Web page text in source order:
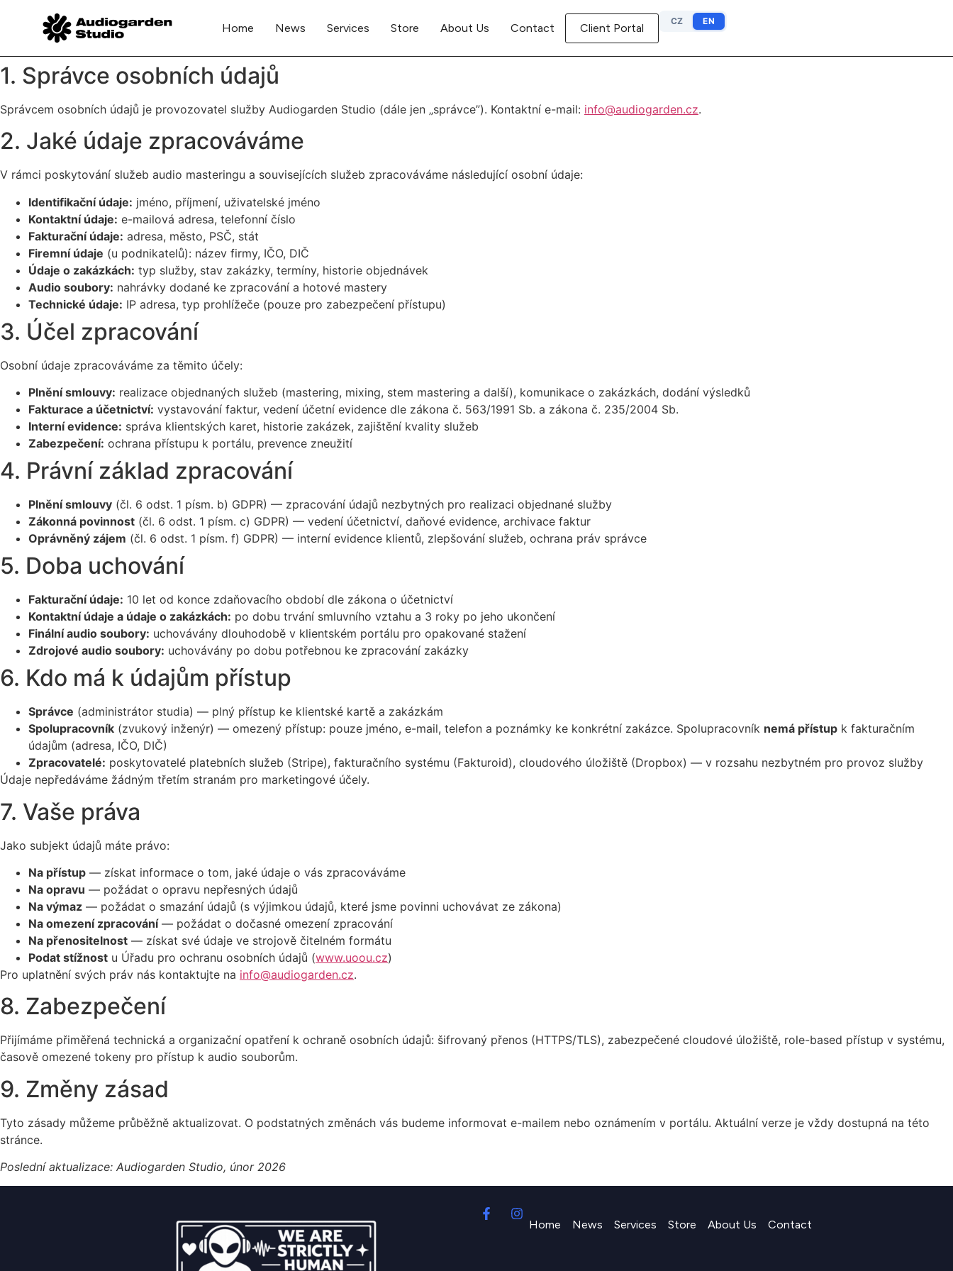
Home News Services Store About Us Contact Client Portal
CZ EN
1. Správce osobních údajů
Správcem osobních údajů je provozovatel služby Audiogarden Studio (dále jen „správce”). Kontaktní e-mail: info@audiogarden.cz.
2. Jaké údaje zpracováváme
V rámci poskytování služeb audio masteringu a souvisejících služeb zpracováváme následující osobní údaje:
Identifikační údaje: jméno, příjmení, uživatelské jméno
Kontaktní údaje: e-mailová adresa, telefonní číslo
Fakturační údaje: adresa, město, PSČ, stát
Firemní údaje (u podnikatelů): název firmy, IČO, DIČ
Údaje o zakázkách: typ služby, stav zakázky, termíny, historie objednávek
Audio soubory: nahrávky dodané ke zpracování a hotové mastery
Technické údaje: IP adresa, typ prohlížeče (pouze pro zabezpečení přístupu)
3. Účel zpracování
Osobní údaje zpracováváme za těmito účely:
Plnění smlouvy: realizace objednaných služeb (mastering, mixing, stem mastering a další), komunikace o zakázkách, dodání výsledků
Fakturace a účetnictví: vystavování faktur, vedení účetní evidence dle zákona č. 563/1991 Sb. a zákona č. 235/2004 Sb.
Interní evidence: správa klientských karet, historie zakázek, zajištění kvality služeb
Zabezpečení: ochrana přístupu k portálu, prevence zneužití
4. Právní základ zpracování
Plnění smlouvy (čl. 6 odst. 1 písm. b) GDPR) — zpracování údajů nezbytných pro realizaci objednané služby
Zákonná povinnost (čl. 6 odst. 1 písm. c) GDPR) — vedení účetnictví, daňové evidence, archivace faktur
Oprávněný zájem (čl. 6 odst. 1 písm. f) GDPR) — interní evidence klientů, zlepšování služeb, ochrana práv správce
5. Doba uchování
Fakturační údaje: 10 let od konce zdaňovacího období dle zákona o účetnictví
Kontaktní údaje a údaje o zakázkách: po dobu trvání smluvního vztahu a 3 roky po jeho ukončení
Finální audio soubory: uchovávány dlouhodobě v klientském portálu pro opakované stažení
Zdrojové audio soubory: uchovávány po dobu potřebnou ke zpracování zakázky
6. Kdo má k údajům přístup
Správce (administrátor studia) — plný přístup ke klientské kartě a zakázkám
Spolupracovník (zvukový inženýr) — omezený přístup: pouze jméno, e-mail, telefon a poznámky ke konkrétní zakázce. Spolupracovník nemá přístup k fakturačním
údajům (adresa, IČO, DIČ)
Zpracovatelé: poskytovatelé platebních služeb (Stripe), fakturačního systému (Fakturoid), cloudového úložiště (Dropbox) — v rozsahu nezbytném pro provoz služby
Údaje nepředáváme žádným třetím stranám pro marketingové účely.
7. Vaše práva
Jako subjekt údajů máte právo:
Na přístup — získat informace o tom, jaké údaje o vás zpracováváme
Na opravu — požádat o opravu nepřesných údajů
Na výmaz — požádat o smazání údajů (s výjimkou údajů, které jsme povinni uchovávat ze zákona)
Na omezení zpracování— požádat o dočasné omezení zpracování
Na přenositelnost — získat své údaje ve strojově čitelném formátu
Podat stížnost u Úřadu pro ochranu osobních údajů (www.uoou.cz)
Pro uplatnění svých práv nás kontaktujte na info@audiogarden.cz.
8. Zabezpečení
Přijímáme přiměřená technická a organizační opatření k ochraně osobních údajů: šifrovaný přenos (HTTPS/TLS), zabezpečené cloudové úložiště, role-based přístup v systému,
časově omezené tokeny pro přístup k audio souborům.
9. Změny zásad
Tyto zásady můžeme průběžně aktualizovat. O podstatných změnách vás budeme informovat e-mailem nebo oznámením v portálu. Aktuální verze je vždy dostupná na této
stránce.
Poslední aktualizace: Audiogarden Studio, únor 2026
Home News Services Store About Us Contact